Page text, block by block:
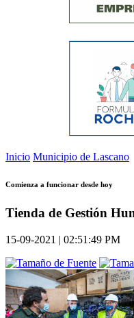
Inicio Municipio de Lascano
Comienza a funcionar desde hoy
Tienda de Gestión
15-09-2021 | 02:51:49 PM